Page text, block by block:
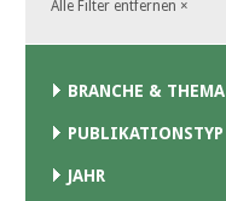
Alle Filter entfernen ×
BRANCHE & THEMA
PUBLIKATIONSTYP
JAHR